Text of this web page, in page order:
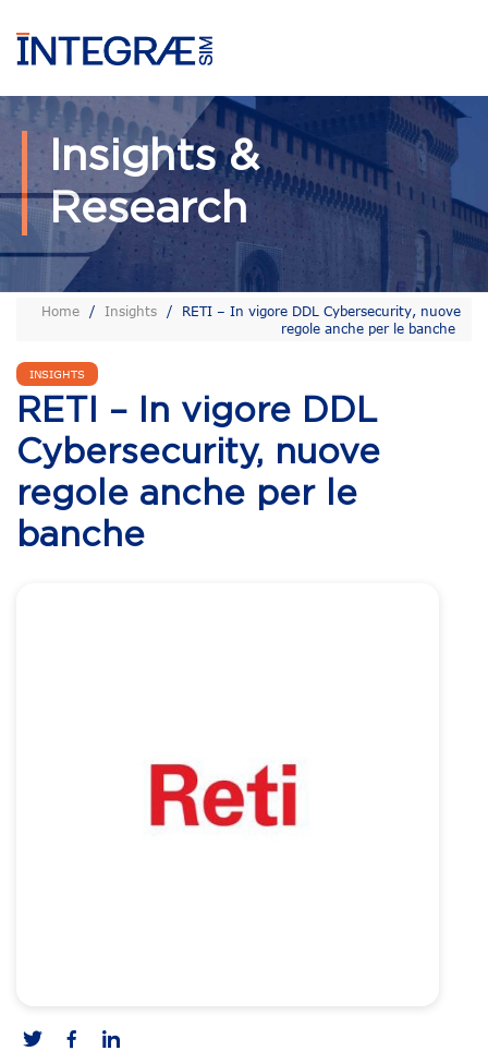
Insights &
Research
Home / Insights /
RETI – In vigore DDL Cybersecurity, nuove
regole anche per le banche
INSIGHTS
RETI – In vigore DDL
Cybersecurity, nuove
regole anche per le
banche